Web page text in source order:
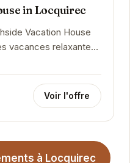
in Locquirec
Vacation House
vacances relaxantes
facile à la...
Voir l'offre
à Locquirec